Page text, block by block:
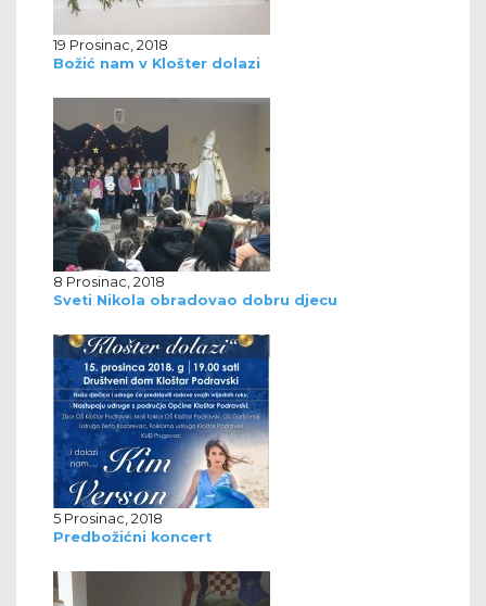
19 Prosinac, 2018
Božić nam v Klošter dolazi
8 Prosinac, 2018
Sveti Nikola obradovao dobru djecu
5 Prosinac, 2018
Predbožićni koncert